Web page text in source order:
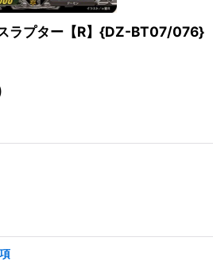
ラプター【R】{DZ-BT07/076}